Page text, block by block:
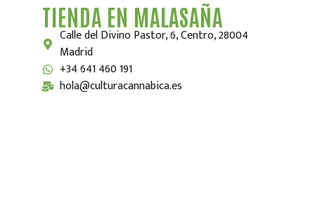
TIENDA EN MALASAÑA
Calle del Divino Pastor, 6, Centro, 28004
Madrid
+34 641 460 191
hola@culturacannabica.es